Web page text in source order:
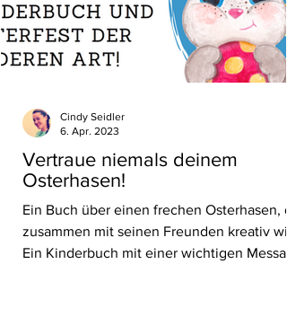
Vertraue niemals deinem
Osterhasen!
Ein Buch über einen frechen Osterhasen,
zusammen mit seinen Freunden kreativ
Ein Kinderbuch mit einer wichtigen
Cindy Seidler
6. Apr. 2023